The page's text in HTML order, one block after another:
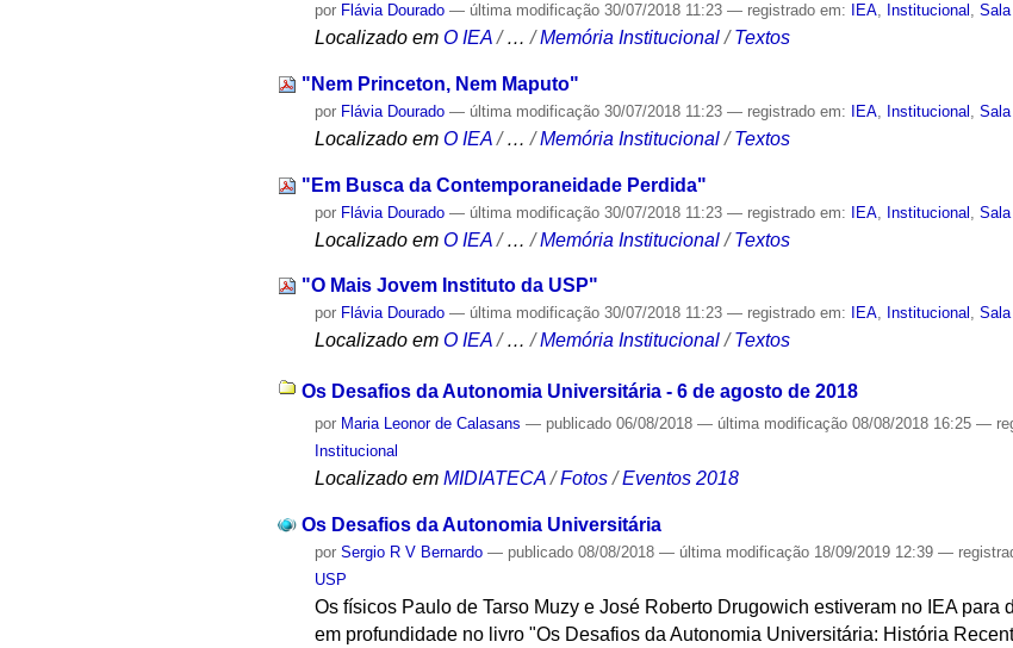
por Flávia Dourado — última modificação 30/07/2018 11:23— registrado em: IEA, Institucional ,
Localizado em O IEA /…/Memória Institucional /Textos
"Nem Princeton, Nem Maputo"
por Flávia Dourado — última modificação 30/07/2018 11:23— registrado em: IEA Institucional ,
Localizado em O IEA /…/Memória Institucional /Textos
"Em Busca da Contemporaneidade Perdida"
por Flávia Dourado — última modificação 30/07/2018 11:23— registrado em: IEA Institucional ,
Localizado em O IEA /…/Memória Institucional /Textos
"O Mais Jovem Instituto da USP"
por Flávia Dourado — última modificação 30/07/2018 11:23— registrado em: IEA, Institucional ,
Localizado em O IEA /…/Memória Institucional /Textos
Os Desafios da Autonomia Universitária - 6 de agosto de 2018
por Maria Leonor de Calasans — publicado 06/08/2018— última modificação 08/08/2018 16:25—
Institucional
Localizado em MIDIATECA /Fotos /Eventos 2018
Os Desafios da Autonomia Universitária
porSergio R V Bernardo — publicado 08/08/2018— última modificação 18/09/2019 12:39—
USP
Os físicos Paulo de Tarso Muzy e José Roberto Drugowich estiveram no IEA para
em profundidade no livro "Os Desafios da Autonomia Universitária: História